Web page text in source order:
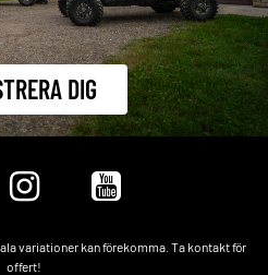
DIG
variationer kan förekomma. Ta kontakt för
offert!